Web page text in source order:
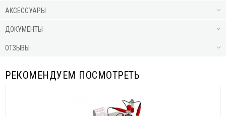
АКСЕССУАРЫ
ДОКУМЕНТЫ
ОТЗЫВЫ
РЕКОМЕНДУЕМ ПОСМОТРЕТЬ